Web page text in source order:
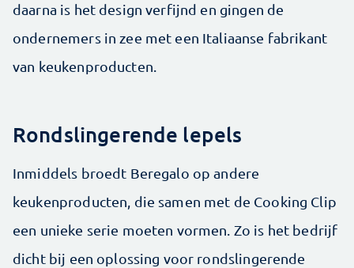
daarna is het design verfijnd en gingen de
ondernemers in zee met een Italiaanse fabrikant
van keukenproducten.
Rondslingerende lepels
Inmiddels broedt Beregalo op andere
keukenproducten, die samen met de Cooking Clip
een unieke serie moeten vormen. Zo is het bedrijf
dicht bij een oplossing voor rondslingerende